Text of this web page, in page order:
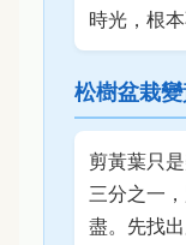
時光，根本
松樹盆栽
剪黃葉只
三分之一
盡。先找